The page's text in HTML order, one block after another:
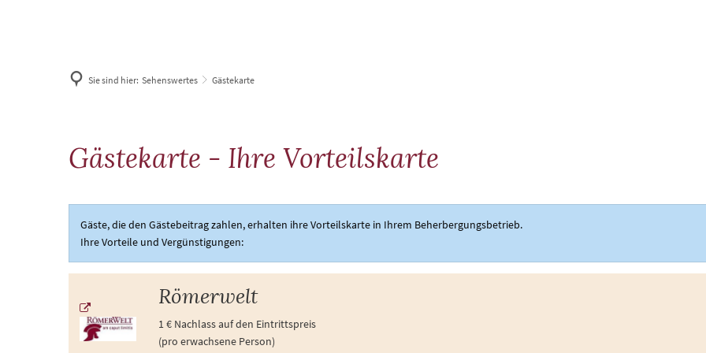
Sie sind hier: Sehenswertes Gästekarte
GästekarteGästekarte - Ihre Vorteilskarte
Gäste, die den Gästebeitrag zahlen, erhalten ihre Vorteilskarte in Ihrem Beherbergungsbetrieb.
Ihre Vorteile und Vergünstigungen:
Römerwelt
1 € Nachlass auf den Eintrittspreis
(pro erwachsene Person)